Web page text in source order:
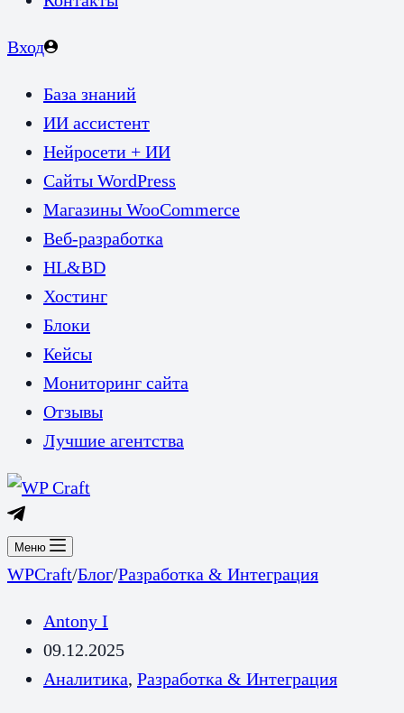
Вход
База знаний
ИИ ассистент
Нейросети + ИИ
Сайты WordPress
Магазины WooCommerce
Веб-разработка
HL&BD
Хостинг
Блоки
Кейсы
Мониторинг сайта
Отзывы
Лучшие агентства
Меню
WPCraft/Блог/Разработка & Интеграция
Antony I
09.12.2025
Аналитика, Разработка & Интеграция